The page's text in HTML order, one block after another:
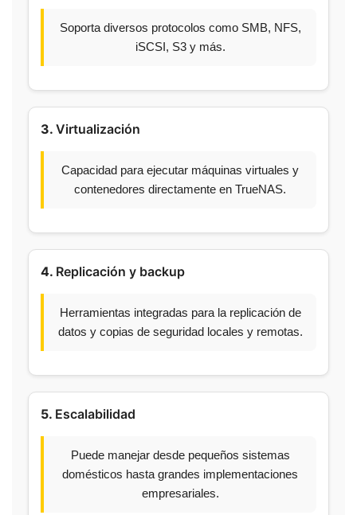
Soporta diversos protocolos como SMB, NFS,
iSCSI, S3 y más.
3. Virtualización
Capacidad para ejecutar máquinas virtuales y
contenedores directamente en TrueNAS.
4. Replicación y backup
Herramientas integradas para la replicación de
datos y copias de seguridad locales y remotas.
5. Escalabilidad
Puede manejar desde pequeños sistemas
domésticos hasta grandes implementaciones
empresariales.